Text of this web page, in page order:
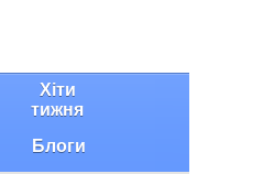
Хіти
тижня
Блоги